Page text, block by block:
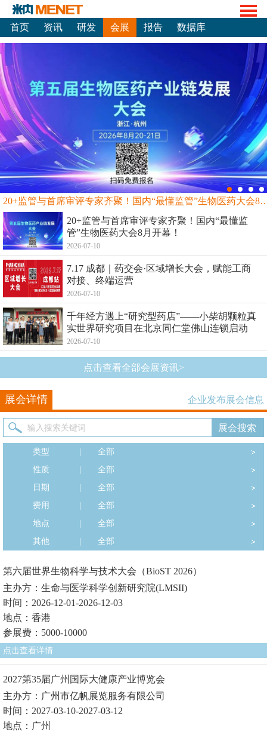
首页 资讯 研发 会展 报告 数据库
20+监管与首席审评专家齐聚！国内“最
20+监管与首席审评专家齐聚！国内“最懂监
管”生物医药大会8月开幕！
2026-07-10
7.17 成都｜药交会·区域增长大会，赋能工商
对接、终端运营
2026-07-10
千年经方遇上“研究型药店”——小柴胡颗粒真
实世界研究项目在北京同仁堂佛山连锁启动
2026-07-10
点击查看全部会展资讯>
展会详情 企业发布展会信息
类型
全部
性质
全部
日期
全部
费用
全部
地点
全部
其他
全部
第六届世界生物科学与技术大会（BioST 2026）
主办方：生命与医学科学创新研究院(LMSII)
时间：2026-12-01-2026-12-03
地点：香港
参展费：5000-10000
点击查看详情
2027第35届广州国际大健康产业博览会
主办方：广州市亿帆展览服务有限公司
时间：2027-03-10-2027-03-12
地点：广州